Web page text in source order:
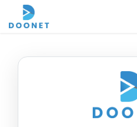
Ir al contenido